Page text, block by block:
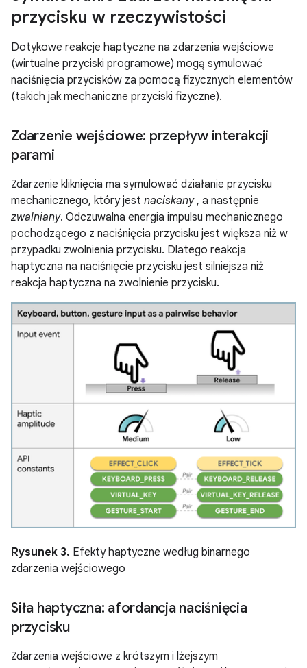
przycisku w rzeczywistości
Dotykowe reakcje haptyczne na zdarzenia wejściowe
(wirtualne przyciski programowe) mogą symulować
naciśnięcia przycisków za pomocą fizycznych elementów
(takich jak mechaniczne przyciski fizyczne).
Zdarzenie wejściowe: przepływ interakcji
parami
Zdarzenie kliknięcia ma symulować działanie przycisku
mechanicznego, który jest naciskany, a następnie
zwalniany. Odczuwalna energia impulsu mechanicznego
pochodzącego z naciśnięcia przycisku jest większa niż w
przypadku zwolnienia przycisku. Dlatego reakcja
haptyczna na naciśnięcie przycisku jest silniejsza niż
reakcja haptyczna na zwolnienie przycisku.
Rysunek 3. Efekty haptyczne według binarnego
zdarzenia wejściowego
Siła haptyczna: afordancja naciśnięcia
przycisku
Zdarzenia wejściowe z krótszym i lżejszym